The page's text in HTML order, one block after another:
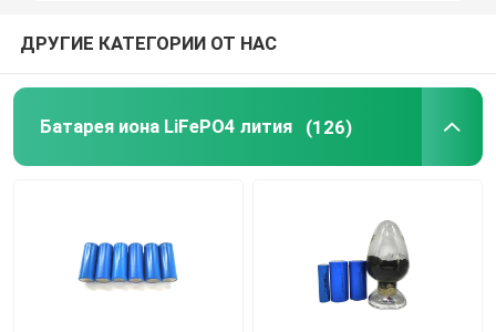
С инвертора решетки солнечного гибридного
Портативная электростанция
ДРУГИЕ КАТЕГОРИИ ОТ НАС
Батарея иона LiFePO4 лития (126)